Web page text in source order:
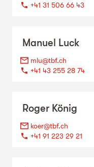
+41 31 506 66 43
Manuel Luck
mlu@tbf.ch
+41 43 255 28 74
Roger König
koer@tbf.ch
+41 91 223 29 21